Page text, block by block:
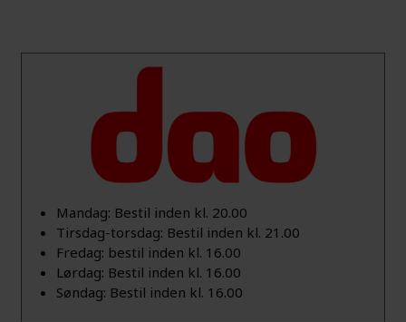
Mandag: Bestil inden kl. 20.00
Tirsdag-torsdag: Bestil inden kl. 21.00
Fredag: bestil inden kl. 16.00
Lørdag: Bestil inden kl. 16.00
Søndag: Bestil inden kl. 16.00